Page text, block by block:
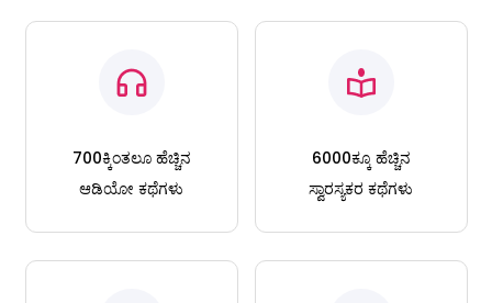
700ಕ್ಕಿಂತಲೂ ಹೆಚ್ಚಿನ
ಆಡಿಯೋ ಕಥೆಗಳು
6000ಕ್ಕೂ ಹೆಚ್ಚಿನ
ಸ್ವಾರಸ್ಯಕರ ಕಥೆಗಳು